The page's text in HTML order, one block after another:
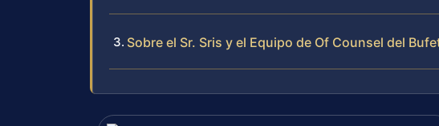
Sobre el Sr. Sris y el Equipo de Of Counsel del